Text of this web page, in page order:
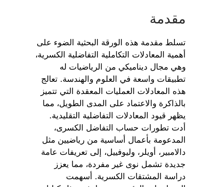
مقدمة
تسلط مقدمة هذه الورقة البحثية الضوء على
أهمية المعادلات التكاملية التفاضلية الكسرية،
وهي مجال ديناميكي من الرياضيات له
تطبيقات واسعة في العلوم والهندسة. تعالج
هذه المعادلات العمليات المعقدة التي تتميز
بالذاكرة والاعتماد على المدى الطويل، مما
يظهر قيود المعادلات التفاضلية التقليدية.
أدت تطورات حساب التفاضل الكسرى،
المدعومة بأعمال أساسية من رياضيين مثل
دالامبير، أويلر، وليوفييل، إلى تعريفات عامة
جديدة تشمل نوى غير مفردة، مما يعزز
دراسة المشتقات الكسرية. أسهمت